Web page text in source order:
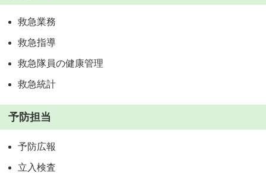
救急業務
救急指導
救急隊員の健康管理
救急統計
予防担当
予防広報
立入検査